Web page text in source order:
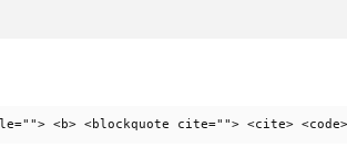
<b> <blockquote cite=""> <cite> <code>